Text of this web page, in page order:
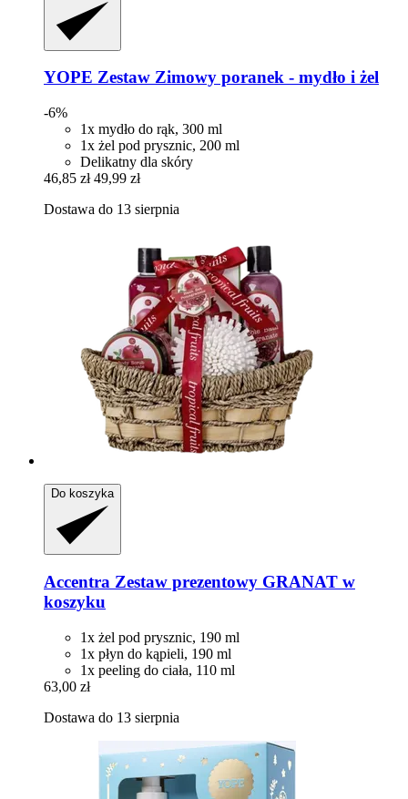
YOPE Zestaw Zimowy poranek -​ mydło i żel
-6%
1x mydło do rąk, 300 ml
1x żel pod prysznic, 200 ml
Delikatny dla skóry
46,85 zł 49,99 zł
Dostawa do 13 sierpnia
Do koszyka
Accentra Zestaw prezentowy GRANAT w
koszyku
1x żel pod prysznic, 190 ml
1x płyn do kąpieli, 190 ml
1x peeling do ciała, 110 ml
63,00 zł
Dostawa do 13 sierpnia